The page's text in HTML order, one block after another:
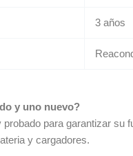
3 años
y uno nuevo?
para garantizar
y cargadores.